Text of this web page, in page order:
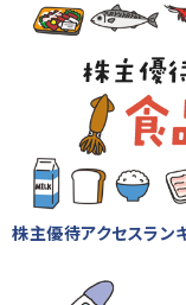
株主優待アクセスラ